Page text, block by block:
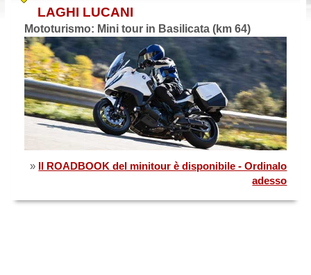
LAGHI LUCANI
Mototurismo: Mini tour in Basilicata (km 64)
» Il ROADBOOK del minitour è disponibile - Ordinalo
adesso